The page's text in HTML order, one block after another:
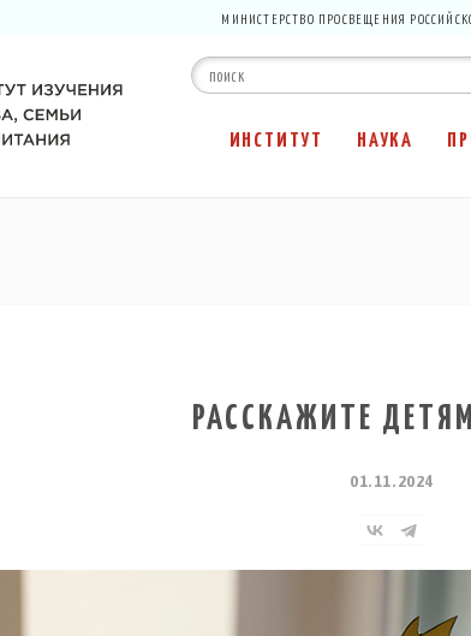
МИНИСТЕРСТВО ПРОСВЕЩЕНИЯ
ИНСТИТУТ НАУКА
РАССКАЖИТЕ
01.11.2024